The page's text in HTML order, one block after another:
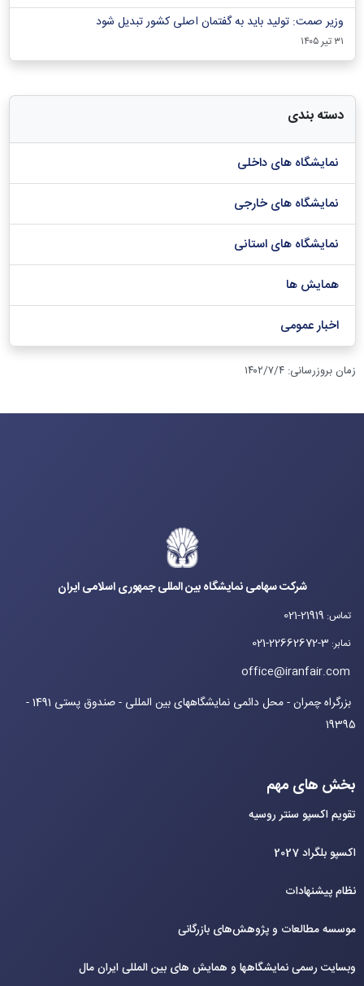
وزیر صمت: تولید باید به گفتمان اصلی کشور تبدیل شود
۳۱ تیر ۱۴۰۵
دسته بندی
نمایشگاه های داخلی
نمایشگاه های خارجی
نمایشگاه های استانی
همایش ها
اخبار عمومی
زمان بروزرسانی:۱۴۰۲/۷/۴
شرکت سهامی نمایشگاه بین المللی جمهوری اسلامی ایران
تماس:
021-21919
نمابر:
021-22662672-3
office@iranfair.com
بزرگراه چمران - محل دائمی نمایشگاههای بین المللی - صندوق پستی 1491 -
19395
بخش های مهم
تقویم اکسپو سنتر روسیه
اکسپو بلگراد 2027
نظام پیشنهادات
موسسه مطالعات و پژوهش‌های بازرگانی
وبسایت رسمی نمایشگاهها و همایش های بین‌ المللی ایران مال